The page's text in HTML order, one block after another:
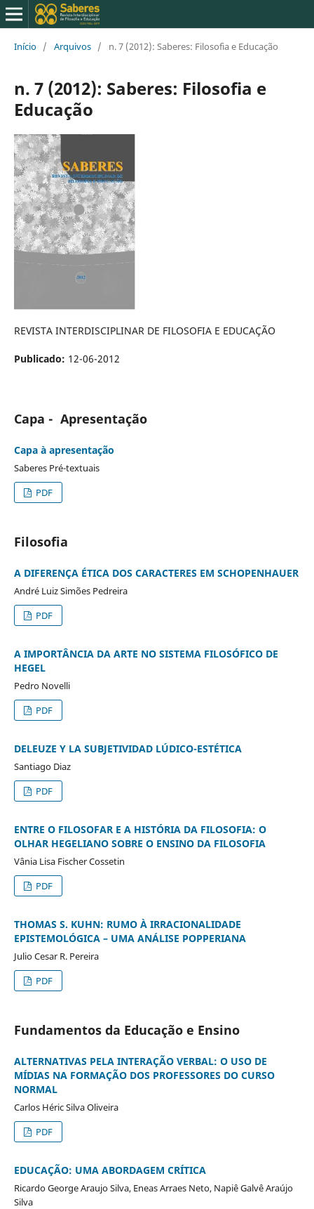
Início / Arquivos / n. 7 (2012): Saberes: Filosofia e Educação
n. 7 (2012): Saberes: Filosofia e
Educação
REVISTA INTERDISCIPLINAR DE FILOSOFIA E EDUCAÇÃO
Publicado: 12-06-2012
Capa - Apresentação
Capa à apresentação
Saberes Pré-textuais
PDF
Filosofia
A DIFERENÇA ÉTICA DOS CARACTERES EM SCHOPENHAUER
André Luiz Simões Pedreira
PDF
A IMPORTÂNCIA DA ARTE NO SISTEMA FILOSÓFICO DE
HEGEL
Pedro Novelli
PDF
DELEUZE Y LA SUBJETIVIDAD LÚDICO-ESTÉTICA
Santiago Diaz
PDF
ENTRE O FILOSOFAR E A HISTÓRIA DA FILOSOFIA: O
OLHAR HEGELIANO SOBRE O ENSINO DA FILOSOFIA
Vânia Lisa Fischer Cossetin
PDF
THOMAS S. KUHN: RUMO À IRRACIONALIDADE
EPISTEMOLÓGICA – UMA ANÁLISE POPPERIANA
Julio Cesar R. Pereira
PDF
Fundamentos da Educação e Ensino
ALTERNATIVAS PELA INTERAÇÃO VERBAL: O USO DE
MÍDIAS NA FORMAÇÃO DOS PROFESSORES DO CURSO
NORMAL
Carlos Héric Silva Oliveira
PDF
EDUCAÇÃO: UMA ABORDAGEM CRÍTICA
Ricardo George Araujo Silva, Eneas Arraes Neto, Napiê Galvê Araújo
Silva